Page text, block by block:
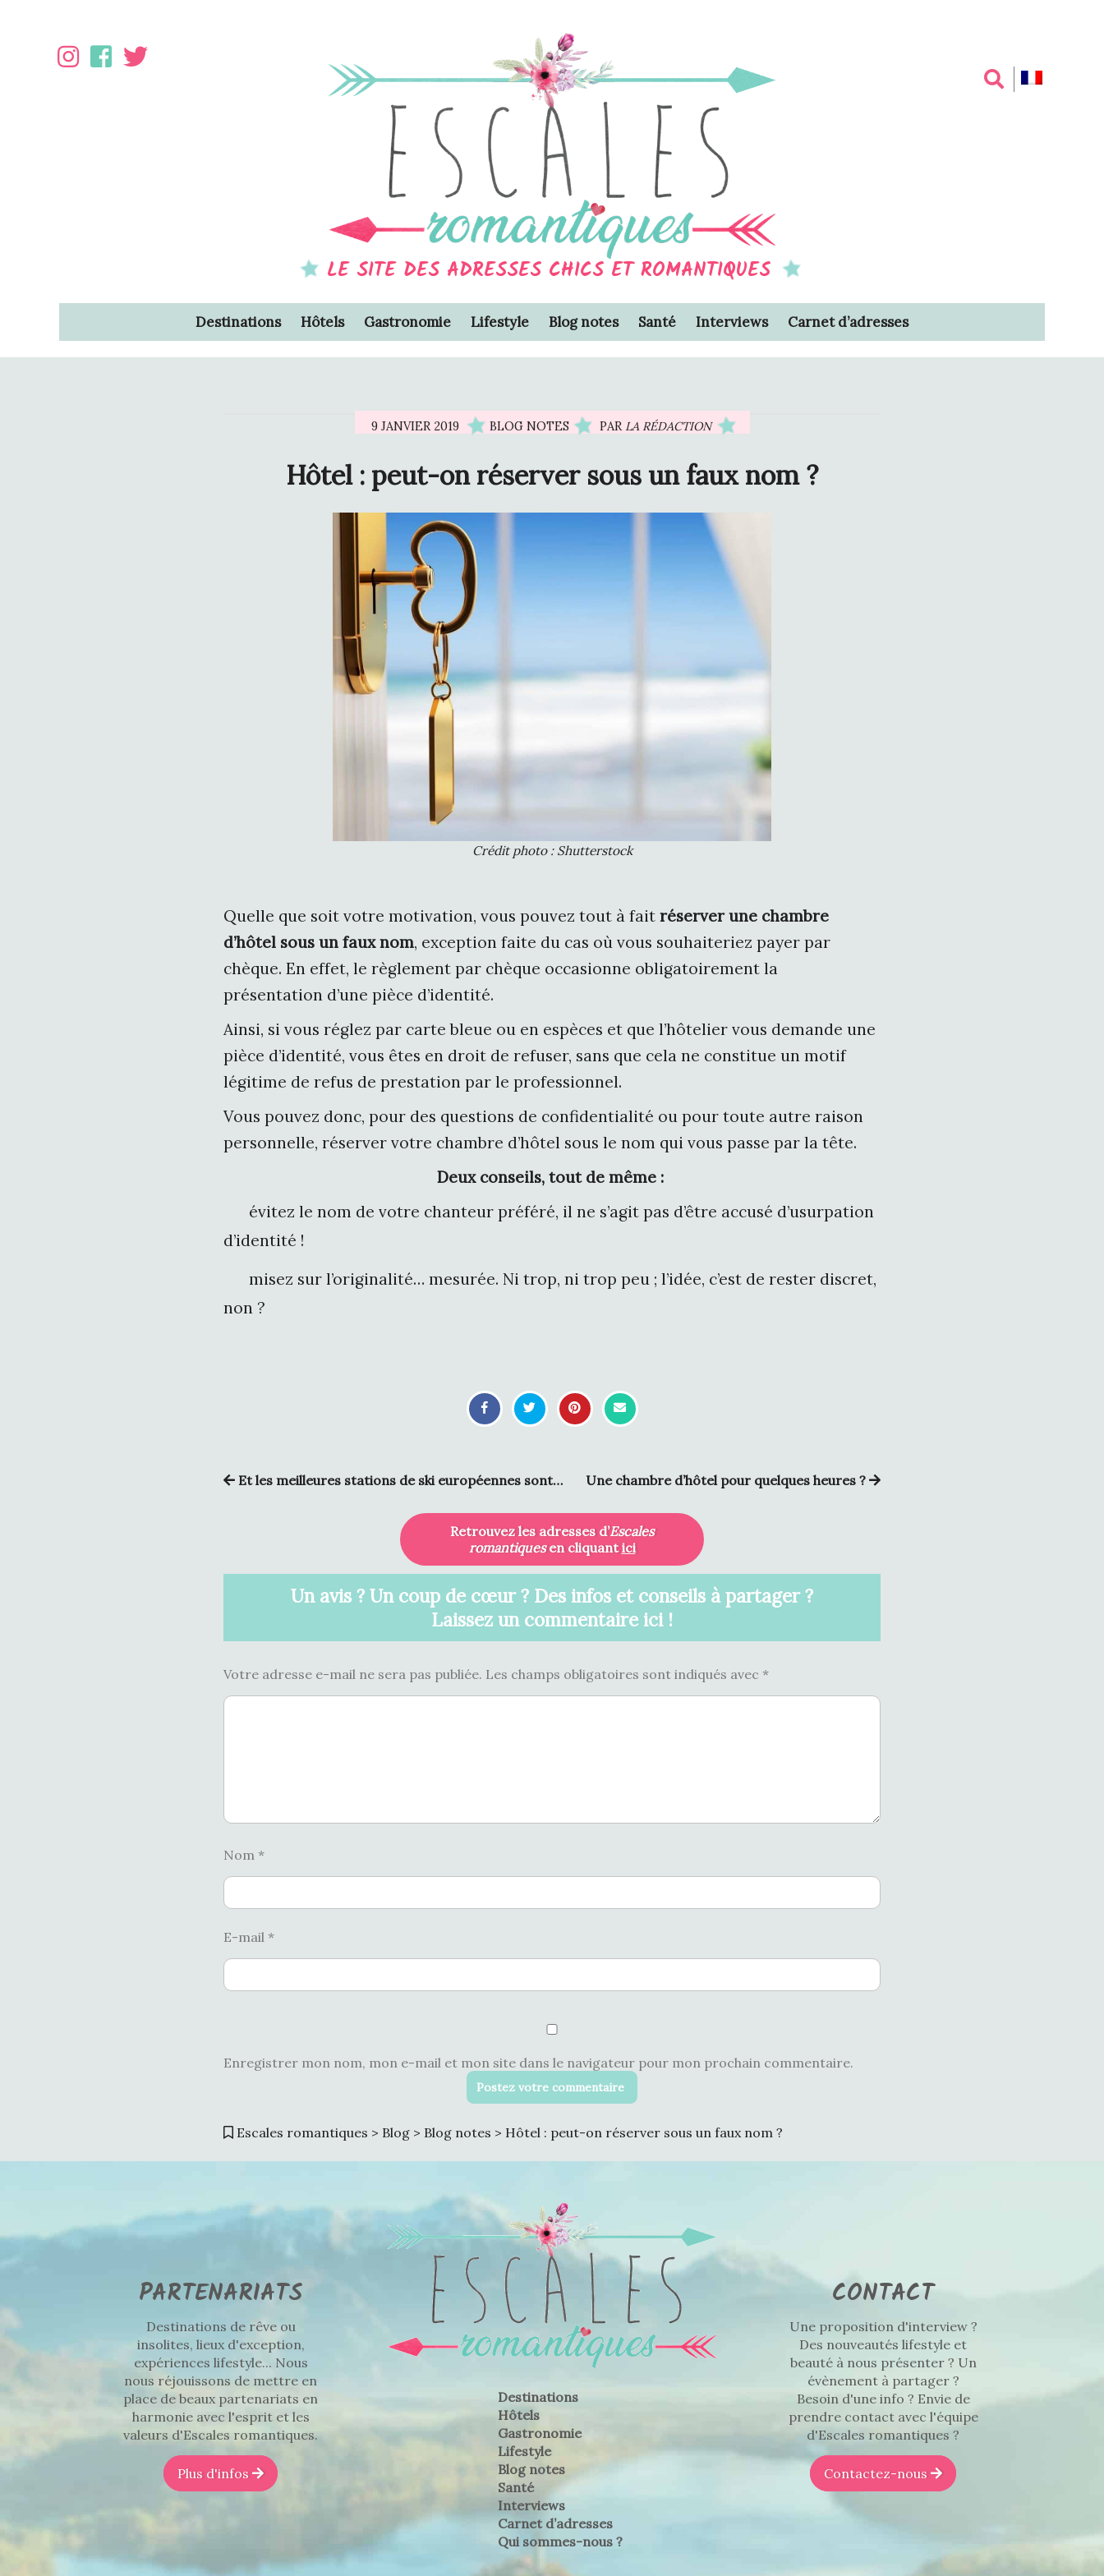
LE SITE DES ADRESSES CHICS ET ROMANTIQUES
Destinations Hôtels Gastronomie Lifestyle Blog notes Santé Interviews Carnet d’adresses
9 JANVIER 2019 BLOG NOTES PAR LA RÉDACTION
Hôtel : peut-on réserver sous un faux nom ?
Crédit photo : Shutterstock
Quelle que soit votre motivation, vous pouvez tout à fait réserver une chambre
d’hôtel sous un faux nom, exception faite du cas où vous souhaiteriez payer par
chèque. En effet, le règlement par chèque occasionne obligatoirement la
présentation d’une pièce d’identité.
Ainsi, si vous réglez par carte bleue ou en espèces et que l’hôtelier vous demande une
pièce d’identité, vous êtes en droit de refuser, sans que cela ne constitue un motif
légitime de refus de prestation par le professionnel.
Vous pouvez donc, pour des questions de confidentialité ou pour toute autre raison
personnelle, réserver votre chambre d’hôtel sous le nom qui vous passe par la tête.
Deux conseils, tout de même :
évitez le nom de votre chanteur préféré, il ne s’agit pas d’être accusé d’usurpation
d’identité !
misez sur l’originalité… mesurée. Ni trop, ni trop peu ; l’idée, c’est de rester discret,
non ?
Et les meilleures stations de ski européennes sont… Une chambre d’hôtel pour quelques heures ?
Retrouvez les adresses d’Escales
romantiquesen cliquantici
Un avis ? Un coup de cœur ? Des infos et conseils à partager ?
Laissez un commentaire ici !
Votre adresse e-mail ne sera pas publiée. Les champs obligatoires sont indiqués avec *
Nom *
E-mail *
Enregistrer mon nom, mon e-mail et mon site dans le navigateur pour mon prochain commentaire.
Escales romantiques > Blog > Blog notes > Hôtel : peut-on réserver sous un faux nom ?
PARTENARIATS
Destinations de rêve ou
insolites, lieux d'exception,
expériences lifestyle... Nous
nous réjouissons de mettre en
place de beaux partenariats en
harmonie avec l'esprit et les
valeurs d'Escales romantiques.
Plus d'infos
Destinations
Hôtels
Gastronomie
Lifestyle
Blog notes
Santé
Interviews
Carnet d’adresses
Qui sommes-nous ?
CONTACT
Une proposition d'interview ?
Des nouveautés lifestyle et
beauté à nous présenter ? Un
évènement à partager ?
Besoin d'une info ? Envie de
prendre contact avec l'équipe
d'Escales romantiques ?
Contactez-nous